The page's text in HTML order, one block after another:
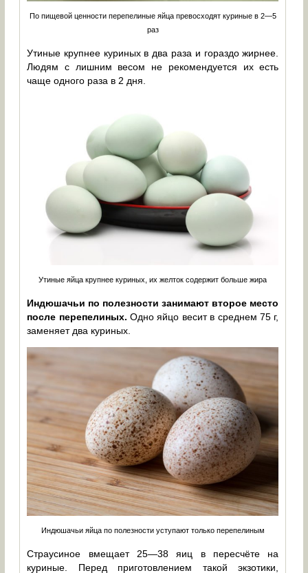
По пищевой ценности перепелиные яйца превосходят куриные в 2—5
раз
Утиные крупнее куриных в два раза и гораздо жирнее.
Людям с лишним весом не рекомендуется их есть
чаще одного раза в 2 дня.
Утиные яйца крупнее куриных, их желток содержит больше жира
Индюшачьи по полезности занимают второе место
после перепелиных. Одно яйцо весит в среднем 75 г,
заменяет два куриных.
Индюшачьи яйца по полезности уступают только перепелиным
Страусиное вмещает 25—38 яиц в пересчёте на
куриные. Перед приготовлением такой экзотики,